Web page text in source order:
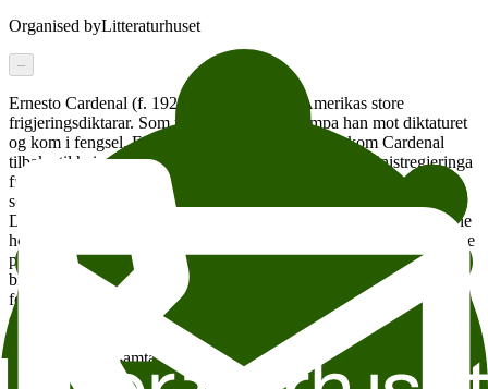
Organised byLitteraturhuset
–
Ernesto Cardenal (f. 1925) er ein av Latin-Amerikas store
frigjeringsdiktarar. Som ung i Nicaragua kjempa han mot diktaturet
og kom i fengsel. Etter ein periode i eksil i USA, kom Cardenal
tilbake til heimlandet og sat som kulturminister i Sandinistregjeringa
fram til 1987. På midten av 90-talet braut han med Sandinistane,
som han meinte var blitt for autoritære.
Det politiske engasjementet og den religiøse trua kom tidleg til syne
hos Cardenal. I dei første dikta sine kritiserte han den imperialistiske
påverknaden USA hadde på Mellom-Amerika. Han låner óg ofte
bibelske motiv, mellom anna i diktsamlinga
(1967) som i
form og innhald minnar om gammaltestamentlege salmar. Cardenal
er ein av dei som har tala sterkast om naud og håp for dei
undertrykte i Latin-Amerika. Korleis ser han på kontinentet i dag?
Møt Cardenal i samtale med Kjartan Fløgstad og journalist Sigrun
Slapgard.